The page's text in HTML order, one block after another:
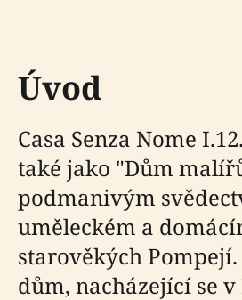
Úvod
Casa Senza Nome
také jako "Dům
podmanivým
uměleckém a
starověkých
dům, nacházející se v